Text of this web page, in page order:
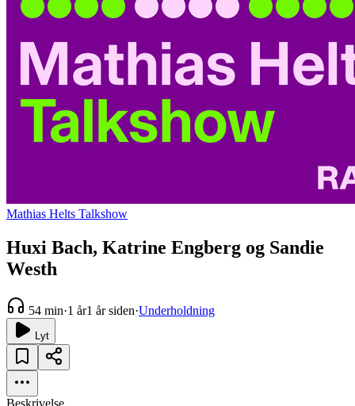
Mathias Helts Talkshow
Huxi Bach, Katrine Engberg og Sandie
Westh
54 min·1 år1 år siden·Underholdning
Lyt